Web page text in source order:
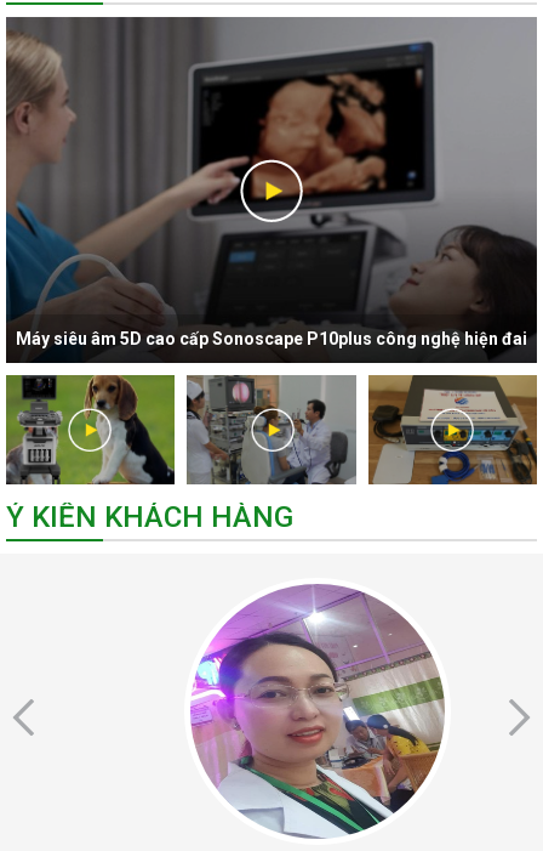
Máy siêu âm 5D cao cấp Sonoscape P10plus công nghệ hiện đai
nhất hiện nay
Ý KIẾN KHÁCH HÀNG